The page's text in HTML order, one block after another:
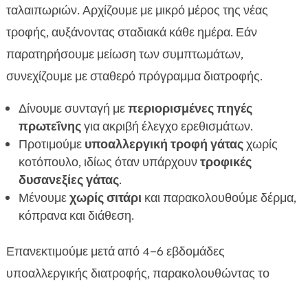
ταλαιπωριών. Αρχίζουμε με μικρό μέρος της νέας
τροφής, αυξάνοντας σταδιακά κάθε ημέρα. Εάν
παρατηρήσουμε μείωση των συμπτωμάτων,
συνεχίζουμε με σταθερό πρόγραμμα διατροφής.
Δίνουμε συνταγή μεπεριορισμένες πηγές
πρωτεΐνηςγια ακριβή έλεγχο ερεθισμάτων.
Προτιμούμε υποαλλεργική τροφή γάταςχωρίς
κοτόπουλο, ιδίως όταν υπάρχουντροφικές
δυσανεξίες γάτας.
Μένουμεχωρίς σιτάρικαι παρακολουθούμε δέρμα,
κόπρανα και διάθεση.
Επανεκτιμούμε μετά από 4–6 εβδομάδες
υποαλλεργικής διατροφής, παρακολουθώντας το